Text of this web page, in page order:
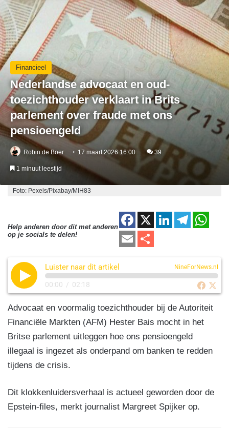
Financieel
Nederlandse advocaat en oud-
toezichthouder verklaart in Brits
parlement over fraude met ons
pensioengeld
Robin de Boer 17 maart 2026 16:00 39
1 minuut leestijd
Foto: Pexels/Pixabay/MIH83
Help anderen door dit met anderen
op je socials te delen!
F
a
c
e
o
o
k
X
Li
e
n
T
gr
a
m
s
A
p
E
aile
Luister naar dit artikel NineForNews.nl
00:00 / 02:18
Advocaat en voormalig toezichthouder bij de Autoriteit
Financiële Markten (AFM) Hester Bais mocht in het
Britse parlement uitleggen hoe ons pensioengeld
illegaal is ingezet als onderpand om banken te redden
tijdens de crisis.
Dit klokkenluidersverhaal is actueel geworden door de
Epstein-files, merkt journalist Margreet Spijker op.